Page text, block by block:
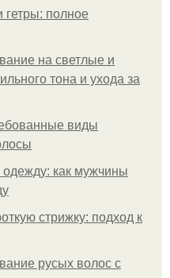
гетры: полное
на светлые и
тона и ухода за
виды
как мужчины
стрижку: подход к
русых волос с